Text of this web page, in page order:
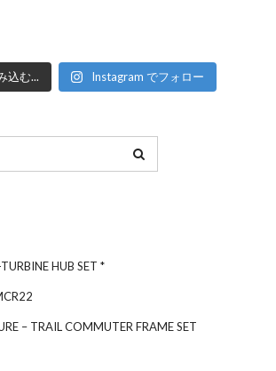
込む... Instagram でフォロー
HUB SET *
– TRAIL COMMUTER FRAME SET